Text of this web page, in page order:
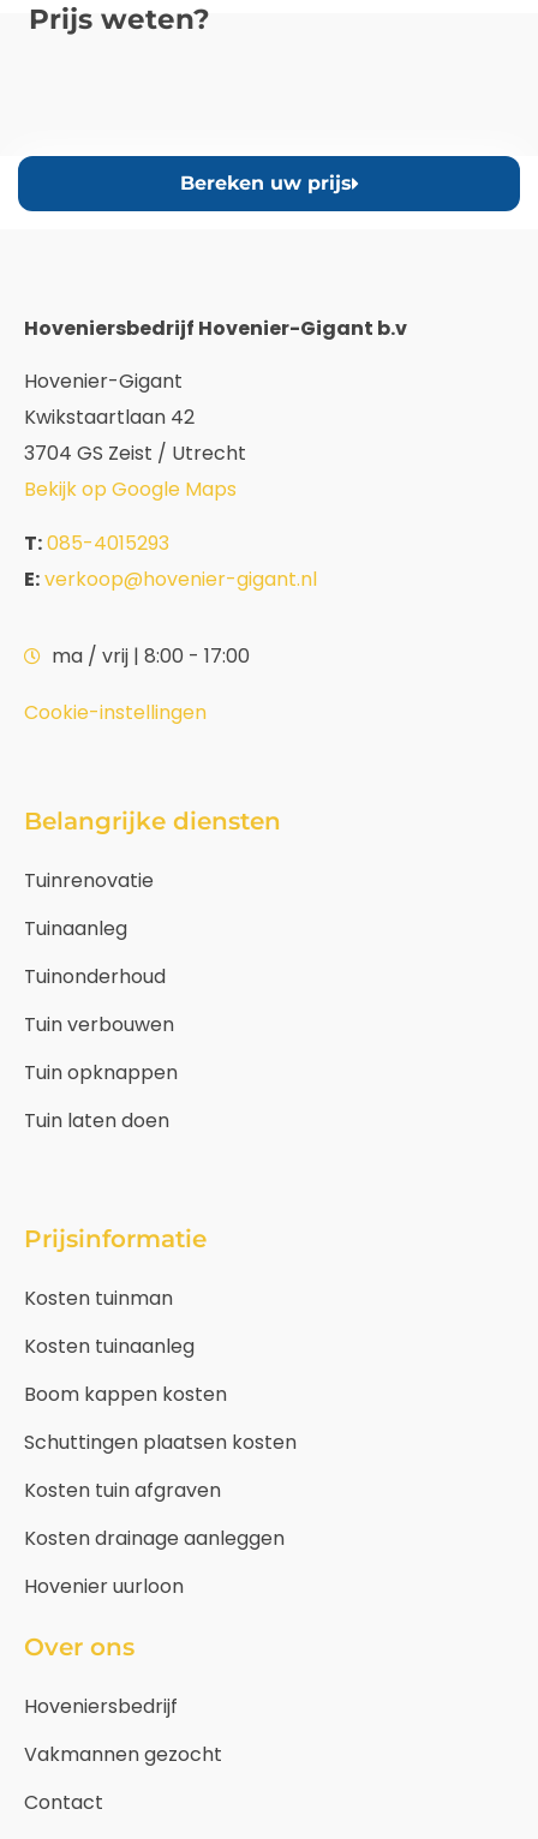
Prijs weten?
Bereken uw prijs
Hoveniersbedrijf Hovenier-Gigant b.v
Hovenier-Gigant
Kwikstaartlaan 42
3704 GS Zeist / Utrecht
Bekijk op Google Maps
T:085-4015293
E:verkoop@hovenier-gigant.nl
ma / vrij | 8:00 - 17:00
Cookie-instellingen
Belangrijke diensten
Tuinrenovatie
Tuinaanleg
Tuinonderhoud
Tuin verbouwen
Tuin opknappen
Tuin laten doen
Prijsinformatie
Kosten tuinman
Kosten tuinaanleg
Boom kappen kosten
Schuttingen plaatsen kosten
Kosten tuin afgraven
Kosten drainage aanleggen
Hovenier uurloon
Over ons
Hoveniersbedrijf
Vakmannen gezocht
Contact